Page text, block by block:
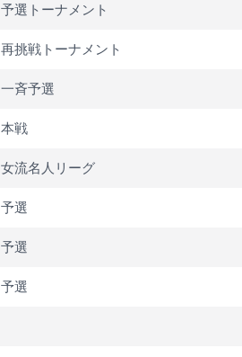
予選トーナメント
再挑戦トーナメント
一斉予選
本戦
女流名人リーグ
予選
予選
予選